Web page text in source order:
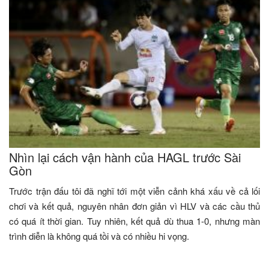
Nhìn lại cách vận hành của HAGL trước Sài
Gòn
Trước trận đấu tôi đã nghĩ tới một viễn cảnh khá xấu về cả lối
chơi và kết quả, nguyên nhân đơn giản vì HLV và các cầu thủ
có quá ít thời gian. Tuy nhiên, kết quả dù thua 1-0, nhưng màn
trình diễn là không quá tồi và có nhiều hi vọng.